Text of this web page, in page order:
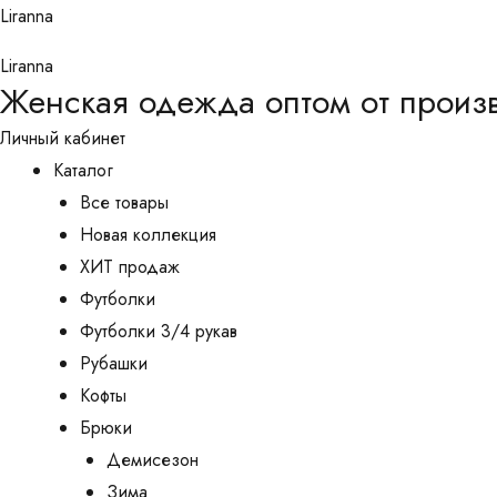
Перейти
содержимому
Liranna
Liranna
Женская одежда оптом от
Личный кабинет
Каталог
Все товары
Новая коллекция
ХИТ продаж
Футболки
Футболки 3/4 рукав
Рубашки
Кофты
Брюки
Демисезон